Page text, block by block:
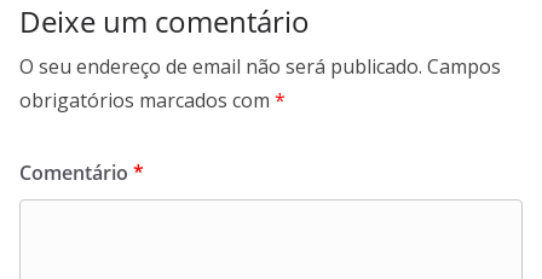
Deixe um comentário
O seu endereço de email não será publicado. Campos
obrigatórios marcados com *
Comentário *